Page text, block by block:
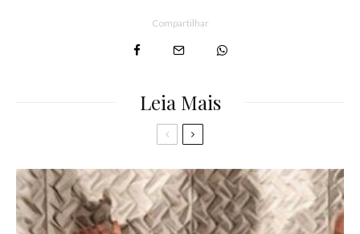
Compartilhar
Leia Mais